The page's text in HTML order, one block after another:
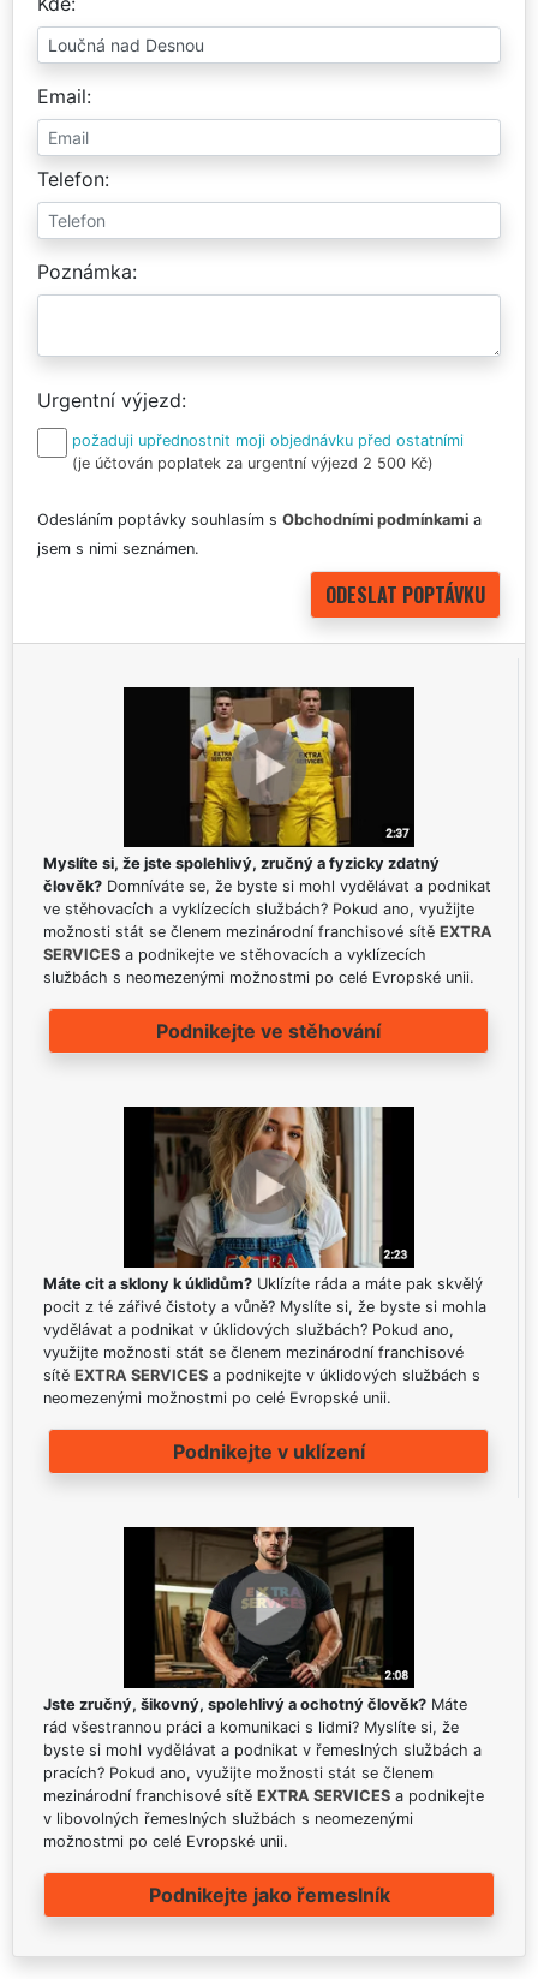
Email
Telefon
Poznámka
Urgentní výjezd
požaduji upřednostnit moji objednávku před ostatními
(je účtován poplatek za urgentní výjezd 2 500 Kč)
Odesláním poptávky souhlasím s Obchodními podmínkami a
jsem s nimi seznámen.
Myslíte si, že jste spolehlivý, zručný a fyzicky zdatný
člověk? Domníváte se, že byste si mohl vydělávat a podnikat
ve stěhovacích a vyklízecích službách? Pokud ano, využijte
možnosti stát se členem mezinárodní franchisové sítě EXTRA
SERVICES a podnikejte ve stěhovacích a vyklízecích
službách s neomezenými možnostmi po celé Evropské unii.
Podnikejte ve stěhování
Máte cit a sklony k úklidům? Uklízíte ráda a máte pak skvělý
pocit z té zářivé čistoty a vůně? Myslíte si, že byste si mohla
vydělávat a podnikat v úklidových službách? Pokud ano,
využijte možnosti stát se členem mezinárodní franchisové
sítě EXTRA SERVICES a podnikejte v úklidových službách s
neomezenými možnostmi po celé Evropské unii.
Podnikejte v uklízení
Jste zručný, šikovný, spolehlivý a ochotný člověk? Máte
rád všestrannou práci a komunikaci s lidmi? Myslíte si, že
byste si mohl vydělávat a podnikat v řemeslných službách a
pracích? Pokud ano, využijte možnosti stát se členem
mezinárodní franchisové sítě EXTRA SERVICES a podnikejte
v libovolných řemeslných službách s neomezenými
možnostmi po celé Evropské unii.
Podnikejte jako řemeslník